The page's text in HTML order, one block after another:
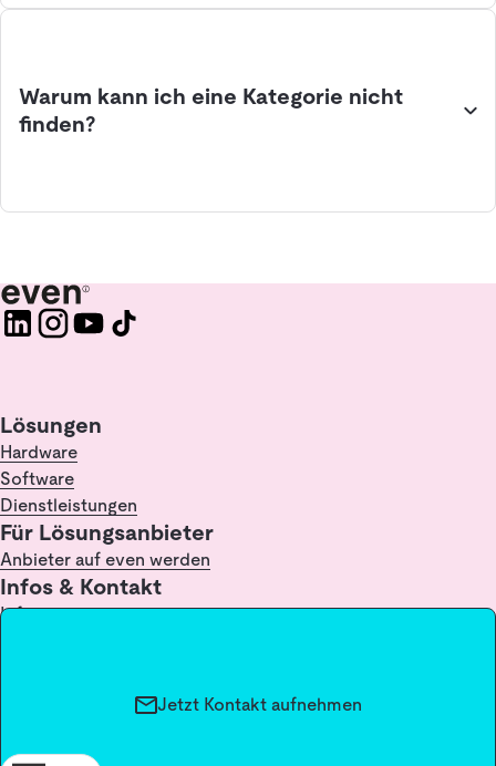
Warum kann ich eine Kategorie nicht
finden?
Jetzt Kontakt aufnehmen
Lösungen
Hardware
Software
Dienstleistungen
Für Lösungsanbieter
Anbieter auf even werden
Infos & Kontakt
Infopoint
Glossar / Lexikon